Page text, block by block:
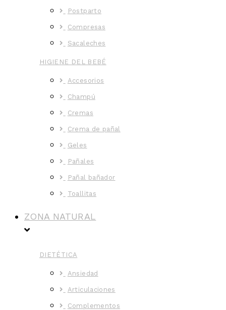
Postparto
Compresas
Sacaleches
HIGIENE DEL BEBÉ
Accesorios
Champú
Cremas
Crema de pañal
Geles
Pañales
Pañal bañador
Toallitas
ZONA NATURAL
DIETÉTICA
Ansiedad
Articulaciones
Complementos